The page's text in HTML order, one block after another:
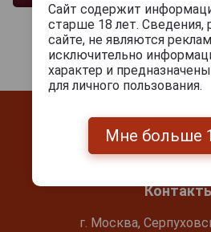
г. Москва,
Сайт содержит
старше 18 лет.
сайте, не являются
исключительно
характер и
для личного пользования.
Мне больше